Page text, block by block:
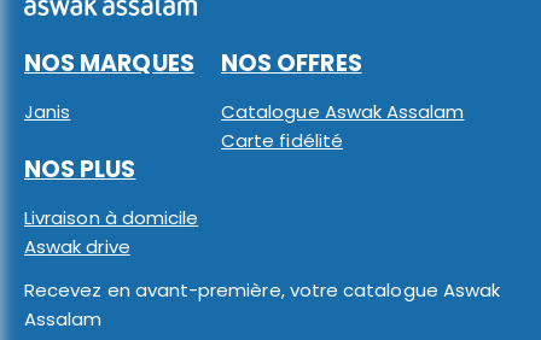
NOS MARQUES
Janis
NOS OFFRES
Catalogue Aswak Assalam
Carte fidélité
NOS PLUS
Livraison à domicile
Aswak drive
Recevez en avant-première, votre catalogue Aswak
Assalam